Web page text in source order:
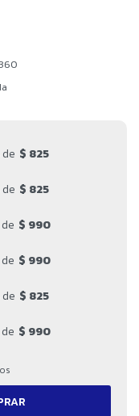
$ 825
$ 825
$ 990
$ 990
$ 825
$ 990